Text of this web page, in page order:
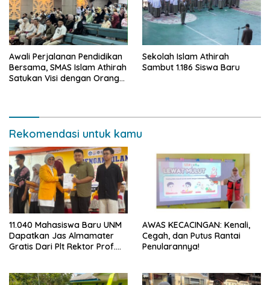
Awali Perjalanan Pendidikan
Bersama, SMAS Islam Athirah
Satukan Visi dengan Orang
Sekolah Islam Athirah
Sambut 1.186 Siswa Baru
Rekomendasi untuk kamu
11.040 Mahasiswa Baru UNM
Dapatkan Jas Almamater
Gratis Dari Plt Rektor Prof.
AWAS KECACINGAN: Kenali,
Cegah, dan Putus Rantai
Penularannya!